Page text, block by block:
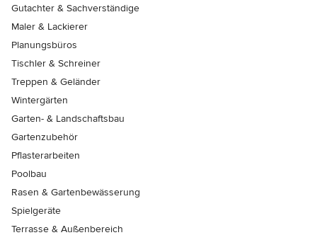
Gutachter & Sachverständige
Maler & Lackierer
Planungsbüros
Tischler & Schreiner
Treppen & Geländer
Wintergärten
Garten- & Landschaftsbau
Gartenzubehör
Pflasterarbeiten
Poolbau
Rasen & Gartenbewässerung
Spielgeräte
Terrasse & Außenbereich